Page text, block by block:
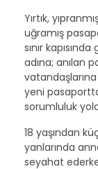
Yırtık,
uğramış
sınır
adına; anılan
yeni
sorumluluk
18 yaşından
yanlarında
seyahat